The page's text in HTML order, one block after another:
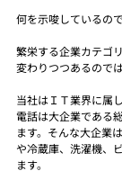
何を示唆しているの
繁栄する企業カテゴ
変わりつつあるので
当社はＩＴ業界に属
電話は大企業である
ます。そんな大企業
や冷蔵庫、洗濯機、
ます。